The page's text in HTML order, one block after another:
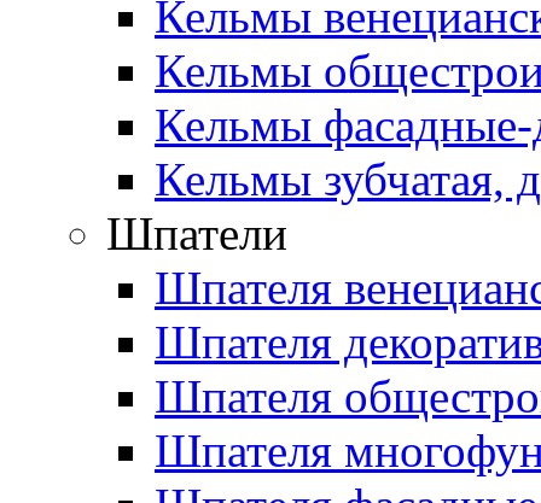
Кельмы
Кельмы
Кельмы
Кельмы зубчатая,
Шпатели
Шпателя
Шпателя
Шпателя
Шпателя